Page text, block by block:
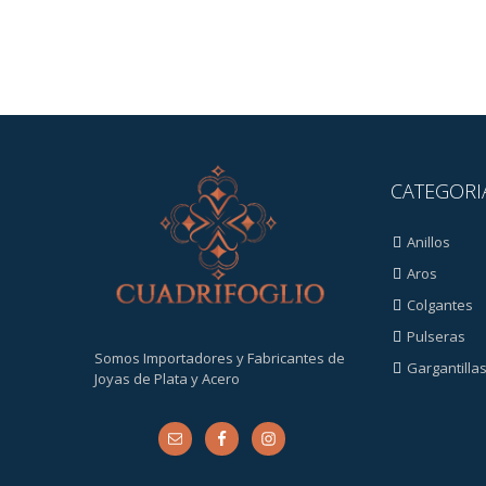
Somos Importadores y Fabricantes de
Joyas de Plata y Acero
Anillos
Aros
Colgantes
Pulseras
Gargantillas